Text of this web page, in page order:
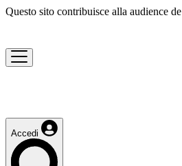
Questo sito contribuisce alla audience de
Accedi